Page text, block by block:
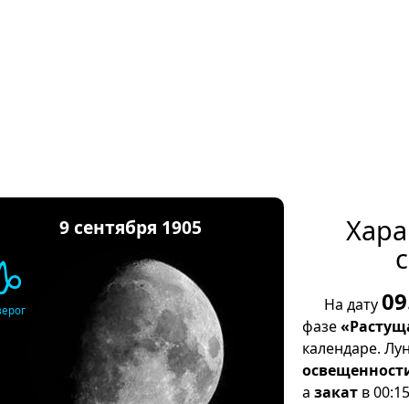
9 сентября 1905
На дату
фазе
календаре.
а закат в